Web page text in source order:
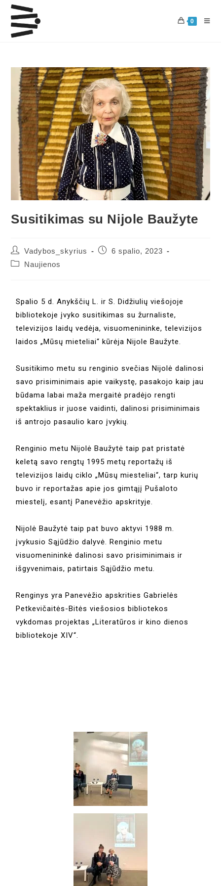
0
Susitikimas su Nijole Baužyte
Vadybos_skyrius
6 spalio, 2023
Naujienos
Spalio 5 d. Anykščių L. ir S. Didžiulių viešojoje
bibliotekoje įvyko susitikimas su žurnaliste,
televizijos laidų vedėja, visuomenininke, televizijos
laidos „Mūsų mieteliai“ kūrėja Nijole Baužyte.
Susitikimo metu su renginio svečias Nijolė dalinosi
savo prisiminimais apie vaikystę, pasakojo kaip jau
būdama labai maža mergaitė pradėjo rengti
spektaklius ir juose vaidinti, dalinosi prisiminimais
iš antrojo pasaulio karo įvykių.
Renginio metu Nijolė Baužytė taip pat pristatė
keletą savo rengtų 1995 metų reportažų iš
televizijos laidų ciklo „Mūsų miesteliai“, tarp kurių
buvo ir reportažas apie jos gimtąjį Pušaloto
miestelį, esantį Panevėžio apskrityje.
Nijolė Baužytė taip pat buvo aktyvi 1988 m.
įvykusio Sąjūdžio dalyvė. Renginio metu
visuomenininkė dalinosi savo prisiminimais ir
išgyvenimais, patirtais Sąjūdžio metu.
Renginys yra Panevėžio apskrities Gabrielės
Petkevičaitės-Bitės viešosios bibliotekos
vykdomas projektas „Literatūros ir kino dienos
bibliotekoje XIV“.